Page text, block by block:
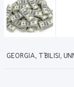
GEORGIA, T'BILISI,